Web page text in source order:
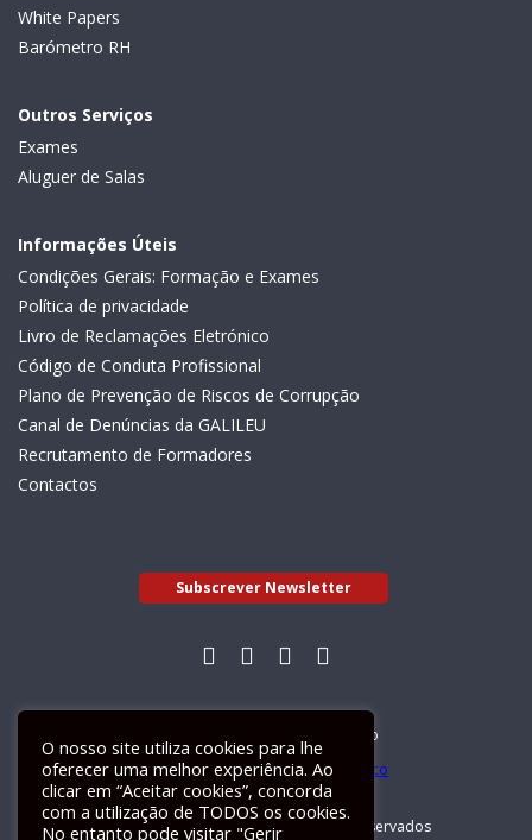
White Papers
Barómetro RH
Outros Serviços
Exames
Aluguer de Salas
Informações Úteis
Condições Gerais: Formação e Exames
Política de privacidade
Livro de Reclamações Eletrónico
Código de Conduta Profissional
Plano de Prevenção de Riscos de Corrupção
Canal de Denúncias da GALILEU
Recrutamento de Formadores
Contactos
Subscrever Newsletter
Livro de Reclamações Electrónico
GALILEU 2026 © Todos os direitos reservados
O nosso site utiliza cookies para lhe
oferecer uma melhor experiência. Ao
clicar em “Aceitar cookies”, concorda
com a utilização de TODOS os cookies.
No entanto pode visitar "Gerir